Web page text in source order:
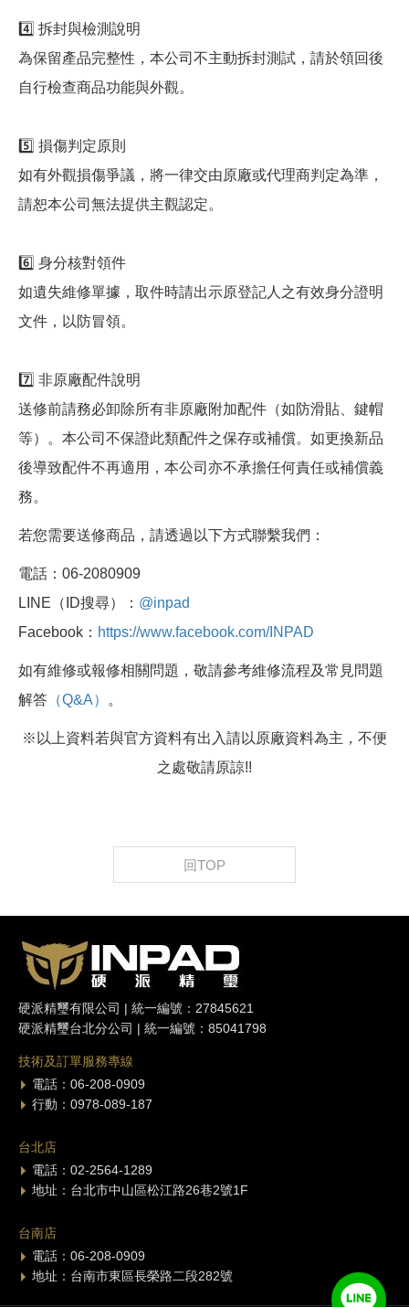
4️⃣ 拆封與檢測說明
為保留產品完整性，本公司不主動拆封測試，請於領回後
自行檢查商品功能與外觀。
5️⃣ 損傷判定原則
如有外觀損傷爭議，將一律交由原廠或代理商判定為準，
請恕本公司無法提供主觀認定。
6️⃣ 身分核對領件
如遺失維修單據，取件時請出示原登記人之有效身分證明
文件，以防冒領。
7️⃣ 非原廠配件說明
送修前請務必卸除所有非原廠附加配件（如防滑貼、鍵帽
等）。本公司不保證此類配件之保存或補償。如更換新品
後導致配件不再適用，本公司亦不承擔任何責任或補償義
務。
若您需要送修商品，請透過以下方式聯繫我們：
電話：06-2080909
LINE（ID搜尋）： @inpad
Facebook： https://www.facebook.com/INPAD
如有維修或報修相關問題，敬請參考維修流程及常見問題
解答 （Q&A） 。
※以上資料若與官方資料有出入請以原廠資料為主，不便
之處敬請原諒!!
回TOP
硬派精璽有限公司 | 統一編號：27845621
硬派精璽台北分公司 | 統一編號：85041798
技術及訂單服務專線
電話：06-208-0909
行動：0978-089-187
台北店
電話：02-2564-1289
地址：台北市中山區松江路26巷2號1F
台南店
電話：06-208-0909
地址：台南市東區長榮路二段282號